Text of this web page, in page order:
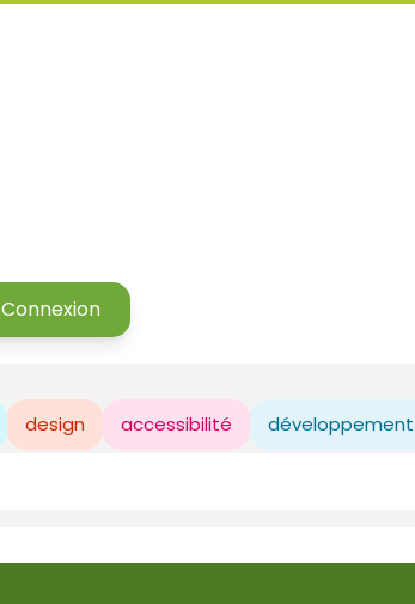
Connexion
design accessibilité développement